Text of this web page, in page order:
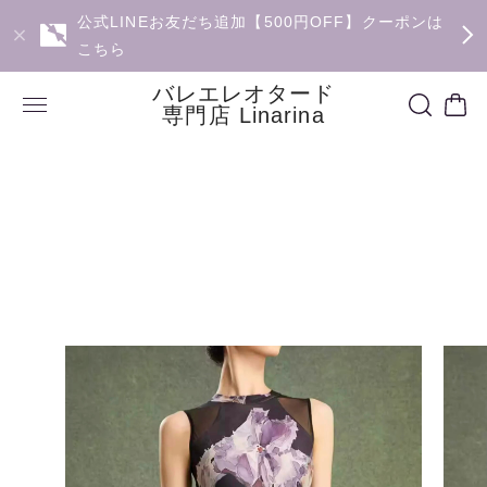
公式LINEお友だち追加【500円OFF】クーポンは
こちら
バレエレオタード
専門店 Linarina